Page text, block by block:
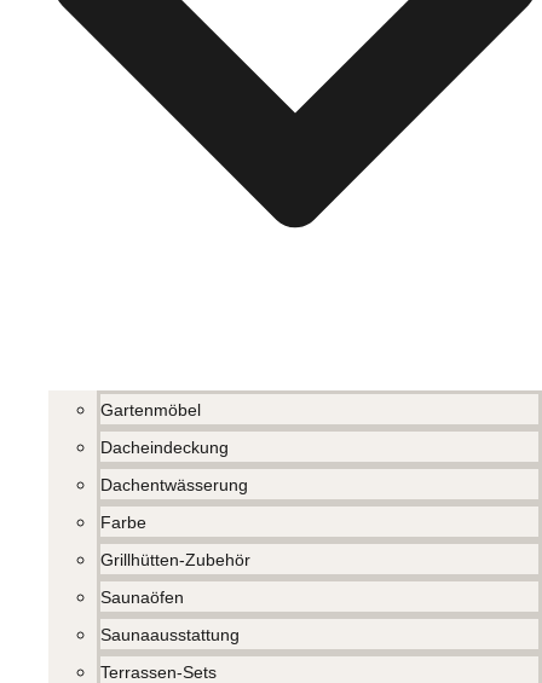
Gartenmöbel
Dacheindeckung
Dachentwässerung
Farbe
Grillhütten-Zubehör
Saunaöfen
Saunaausstattung
Terrassen-Sets